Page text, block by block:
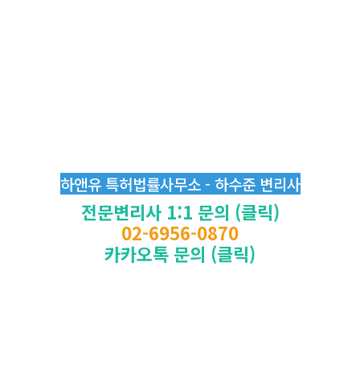
하앤유 특허법률사무소 - 하수준 변리사
전문변리사 1:1 문의 (클릭)
02-6956-0870
카카오톡 문의 (클릭)